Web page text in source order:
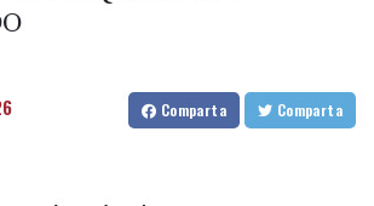
CLP
Comparta Comparta